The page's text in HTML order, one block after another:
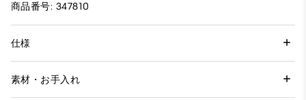
商品番号: 347810
仕様
素材・お手入れ